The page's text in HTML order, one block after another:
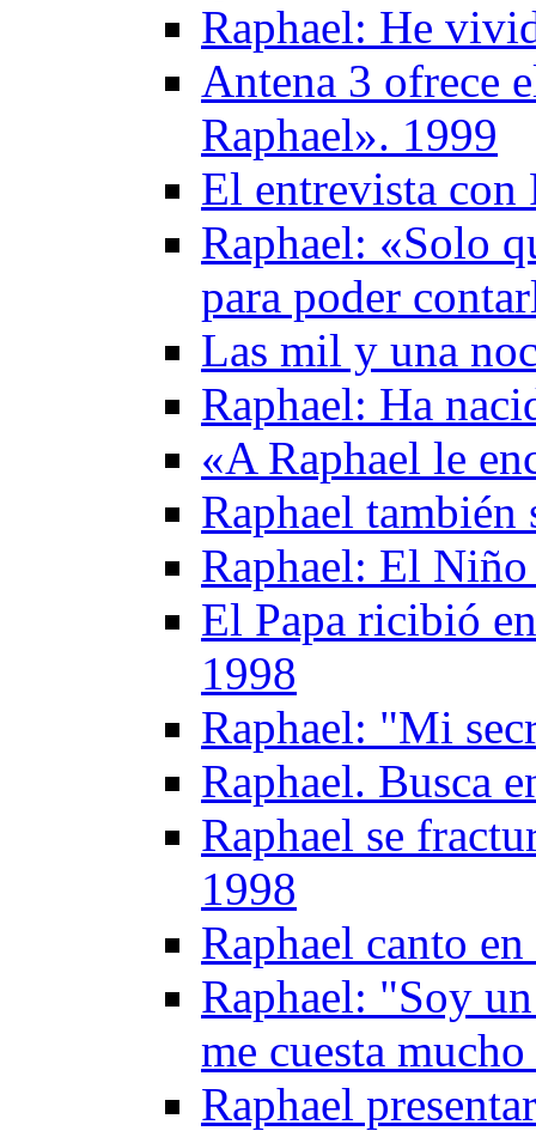
Raphael: He
Antena 3 ofrece
Raphael». 1999
El entrevista con
Raphael: «Solo
para poder
Las mil y una
Raphael: Ha
«A Raphael le
Raphael
Raphael: El
El Papa ricibió
1998
Raphael: "Mi
Raphael. Busca
Raphael se
1998
Raphael canto
Raphael: "Soy
me cuesta
Raphael